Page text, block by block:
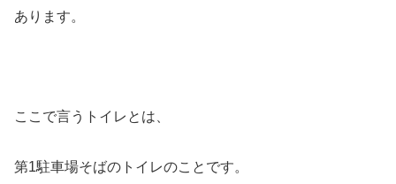
あります。
ここで言うトイレとは、
第1駐車場そばのトイレのことです。